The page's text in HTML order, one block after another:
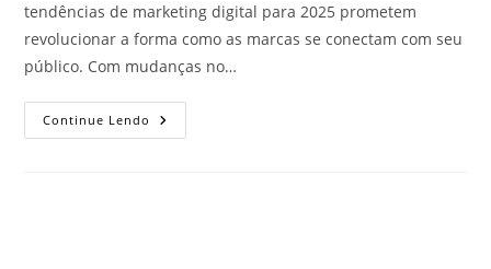
tendências de marketing digital para 2025 prometem
revolucionar a forma como as marcas se conectam com seu
público. Com mudanças no…
Continue Lendo